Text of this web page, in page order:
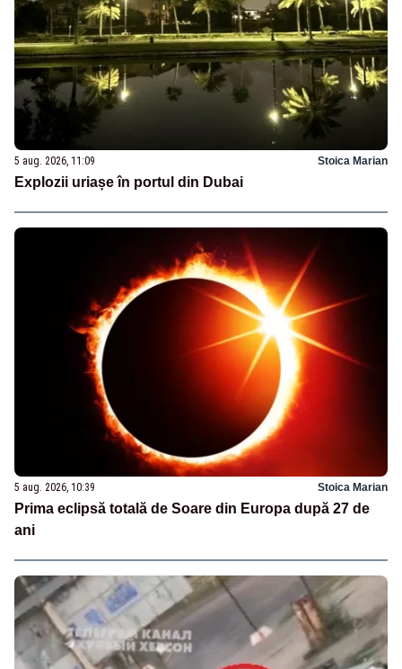
5 aug. 2026, 11:09 Stoica Marian
Explozii uriașe în portul din Dubai
5 aug. 2026, 10:39 Stoica Marian
Prima eclipsă totală de Soare din Europa după 27 de
ani